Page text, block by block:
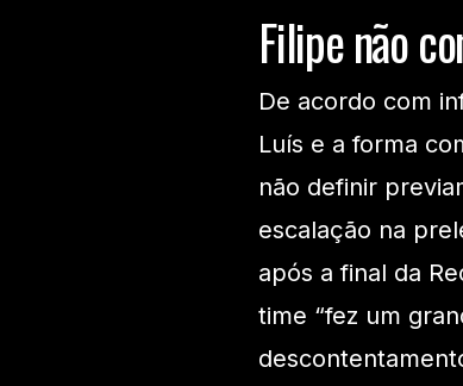
Filipe não
De acordo com
Luís e a forma
não definir
escalação na
após a final da
time “fez um